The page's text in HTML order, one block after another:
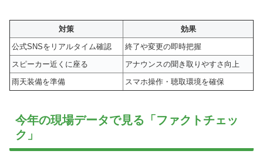
対策
効果
公式SNSをリアルタイム確認
終了や変更の即時把握
スピーカー近くに座る
アナウンスの聞き取りやすさ向上
雨天装備を準備
スマホ操作・聴取環境を確保
今年の現場データで見る「ファクトチェッ
ク」